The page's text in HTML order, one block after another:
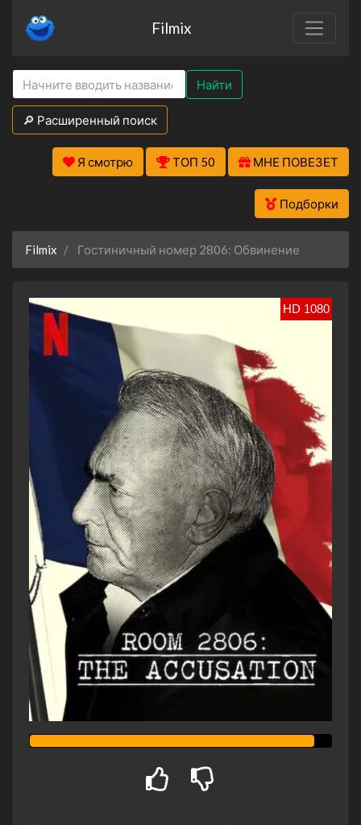
Filmix
Найти
🔎 Расширенный поиск
Я смотрю ТОП 50 МНЕ ПОВЕЗЕТ
Подборки
Filmix Гостиничный номер 2806: Обвинение
HD 1080